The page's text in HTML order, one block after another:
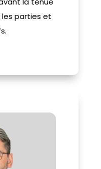
parties et